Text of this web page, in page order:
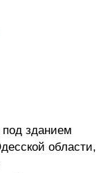
под зданием
области,